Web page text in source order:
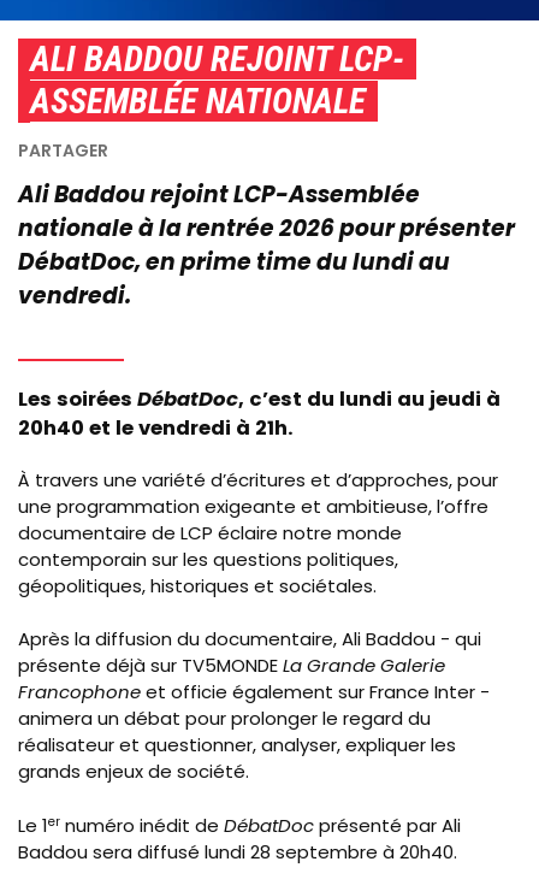
ALI BADDOU REJOINT LCP-
ASSEMBLÉE NATIONALE
Ali Baddou rejoint LCP-Assemblée
nationale à la rentrée 2026 pour présenter
DébatDoc, en prime time du lundi au
vendredi.
Les soirées DébatDoc, c’est du lundi au jeudi à
20h40 et le vendredi à 21h.
À travers une variété d’écritures et d’approches, pour
une programmation exigeante et ambitieuse, l’offre
documentaire de LCP éclaire notre monde
contemporain sur les questions politiques,
géopolitiques, historiques et sociétales.
Après la diffusion du documentaire, Ali Baddou - qui
présente déjà sur TV5MONDELa Grande Galerie
Francophoneet officie également sur France Inter -
animera un débat pour prolonger le regard du
réalisateur et questionner, analyser, expliquer les
grands enjeux de société.
Le 1er numéro inédit de DébatDocprésenté par Ali
Baddou sera diffusé lundi 28 septembre à 20h40.